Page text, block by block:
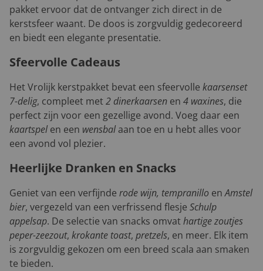
pakket ervoor dat de ontvanger zich direct in de
kerstsfeer waant. De doos is zorgvuldig gedecoreerd
en biedt een elegante presentatie.
Sfeervolle Cadeaus
Het Vrolijk kerstpakket bevat een sfeervolle kaarsenset
7-delig, compleet met2 dinerkaarsen en 4 waxines, die
perfect zijn voor een gezellige avond. Voeg daar een
kaartspelen een wensbalaan toe en u hebt alles voor
een avond vol plezier.
Heerlijke Dranken en Snacks
Geniet van een verfijnde rode wijn, tempranillo enAmstel
bier, vergezeld van een verfrissend flesje Schulp
appelsap. De selectie van snacks omvathartige zoutjes
peper-zeezout, krokante toast, pretzels, en meer. Elk item
is zorgvuldig gekozen om een breed scala aan smaken
te bieden.